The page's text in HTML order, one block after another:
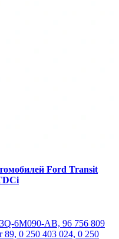
Ford Transit
6M090-AB, 96 756 809
0 250 403 024, 0 250